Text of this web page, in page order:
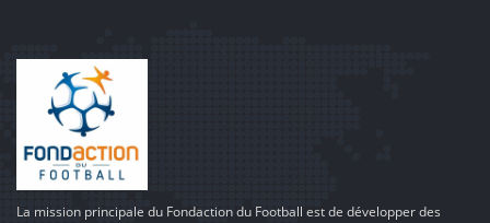
La mission principale du Fondaction du Football est de développer des